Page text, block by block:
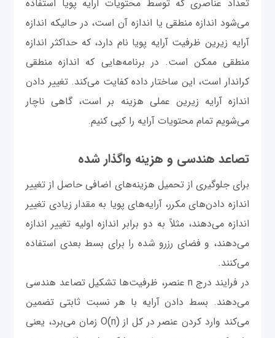
تعداد عناصری که توسط محتویات آرایه پویا استفاده
می‌شود اندازه منطقی یا اندازه آن است، در حالیکه اندازه
آرایه زیرین ظرفیت آرایه پویا نام دارد، که حداکثر اندازه
منطقی ممکن است. در برنامه‌هایی که اندازه منطقی
کراندار است، این ساختار داده کفایت می‌کند. تغییر دادن
اندازه آرایه زیرین عملی هزینه بر است، گاهی ناچار
می‌شویم تمام محتویات آرایه را کپی کنیم.
تصاعد هندسی و هزینه واگذار شده
برای جلوگیری از تحمیل هزینه‌های اضافی حاصل از تغییر
اندازه دادن‌های مکرر، آرایه‌های پویا به مقدار زیادی تغییر
اندازه می‌دهند، مثلاً به دو برابر اندازه اولیه تغییر اندازه
می‌دهند، و فضای رزرو شده را برای بسط بعدی استفاده
می‌کنند.
در فرایند درج n عنصر، ظرفیت‌ها تشکیل تصاعد هندسی
می‌دهند. بسط دادن آرایه با هر نسبت ثابتی تضمین
می‌کند وارد کردن عنصر در کل از (O(n زمان می‌برد، یعنی